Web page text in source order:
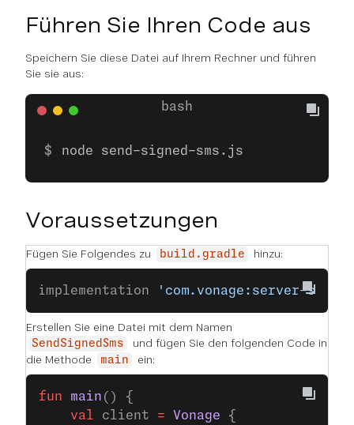
Führen Sie Ihren Code aus
Speichern Sie diese Datei auf Ihrem Rechner und führen
Sie sie aus:
node send-signed-sms.js
Voraussetzungen
Fügen Sie Folgendes zu build.gradle hinzu:
implementation 'com.vonage:server-
Erstellen Sie eine Datei mit dem Namen
SendSignedSms
und fügen Sie den folgenden Code in
die Methode
main ein:
fun main () {
    val
client = Vonage {